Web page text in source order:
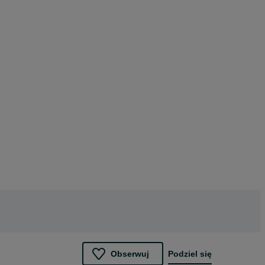
Obserwuj Podziel się